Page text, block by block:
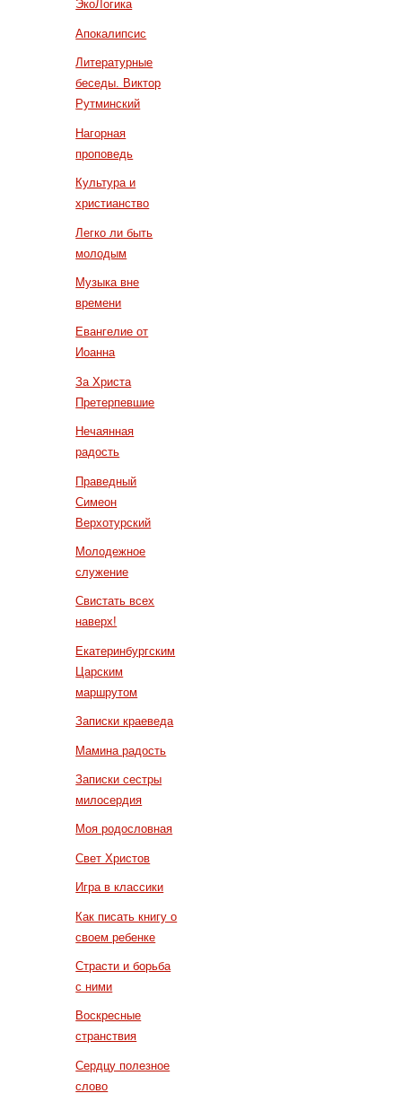
ЭкоЛогика
Апокалипсис
Литературные
беседы. Виктор
Рутминский
Нагорная
проповедь
Культура и
христианство
Легко ли быть
молодым
Музыка вне
времени
Евангелие от
Иоанна
За Христа
Претерпевшие
Нечаянная
радость
Праведный
Симеон
Верхотурский
Молодежное
служение
Свистать всех
наверх!
Екатеринбургским
Царским
маршрутом
Записки краеведа
Мамина радость
Записки сестры
милосердия
Моя родословная
Свет Христов
Игра в классики
Как писать книгу о
своем ребенке
Страсти и борьба
с ними
Воскресные
странствия
Сердцу полезное
слово